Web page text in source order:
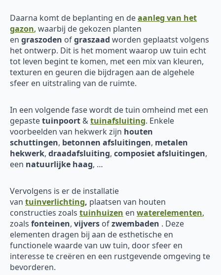
Daarna komt de beplanting en deaanleg van het
gazon, waarbij de gekozen planten
en graszoden ofgraszaad worden geplaatst volgens
het ontwerp. Dit is het moment waarop uw tuin echt
tot leven begint te komen, met een mix van kleuren,
texturen en geuren die bijdragen aan de algehele
sfeer en uitstraling van de ruimte.
In een volgende fase wordt de tuin omheind met een
gepastetuinpoort &tuinafsluiting. Enkele
voorbeelden van hekwerk zijn houten
schuttingen, betonnen afsluitingen, metalen
hekwerk, draadafsluiting, composiet afsluitingen,
een natuurlijke haag, …
Vervolgens is er de installatie
van tuinverlichting, plaatsen van houten
constructies zoals tuinhuizen en waterelementen,
zoals fonteinen, vijvers ofzwembaden . Deze
elementen dragen bij aan de esthetische en
functionele waarde van uw tuin, door sfeer en
interesse te creëren en een rustgevende omgeving te
bevorderen.